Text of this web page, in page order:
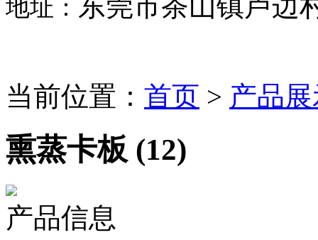
地址：
当前位置： 首页 > 产品
熏蒸卡板 (12)
产品信息